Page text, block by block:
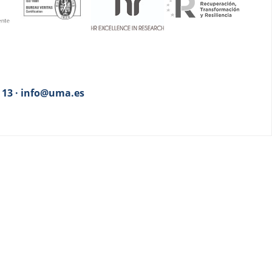
· info@uma.es